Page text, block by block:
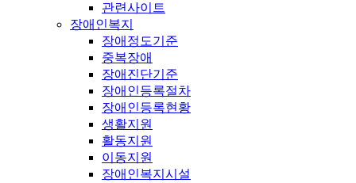
관련사이트
장애인복지
장애정도기준
중복장애
장애진단기준
장애인등록절차
장애인등록현황
생활지원
활동지원
이동지원
장애인복지시설